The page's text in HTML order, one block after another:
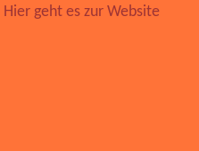
Hier geht es zur Website